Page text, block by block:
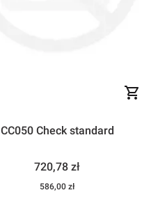
CC050 Check standard
Cena
720,78 zł
Cena
586,00 zł